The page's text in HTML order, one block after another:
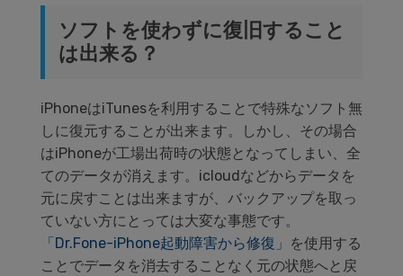
ソフトを使わずに復旧すること
は出来る？
iPhoneはiTunesを利用することで特殊なソフト無
しに復元することが出来ます。しかし、その場合
はiPhoneが工場出荷時の状態となってしまい、全
てのデータが消えます。icloudなどからデータを
元に戻すことは出来ますが、バックアップを取っ
ていない方にとっては大変な事態です。
「Dr.Fone-iPhone起動障害から修復」 を使用する
ことでデータを消去することなく元の状態へと戻